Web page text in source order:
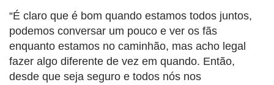
“É claro que é bom quando estamos todos juntos,
podemos conversar um pouco e ver os fãs
enquanto estamos no caminhão, mas acho legal
fazer algo diferente de vez em quando. Então,
desde que seja seguro e todos nós nos